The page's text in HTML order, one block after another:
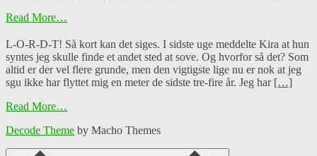
Read More…
L-O-R-D-T! Så kort kan det siges. I sidste uge meddelte Kira at hun
syntes jeg skulle finde et andet sted at sove. Og hvorfor så det? Som
altid er der vel flere grunde, men den vigtigste lige nu er nok at jeg
sgu ikke har flyttet mig en meter de sidste tre-fire år. Jeg har […]
Read More…
Decode Theme by Macho Themes